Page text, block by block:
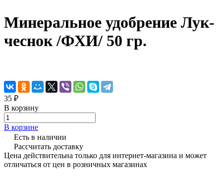
Минеральное удобрение Лук-
чеснок /ФХИ/ 50 гр.
35 ₽
В корзину
В корзине
Есть в наличии
Рассчитать доставку
Цена действительна только для интернет-магазина и может
отличаться от цен в розничных магазинах